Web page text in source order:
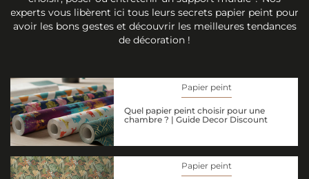
experts vous libèrent ici tous leurs secrets papier peint pour
avoir les bons gestes et découvrir les meilleures tendances
de décoration !
Papier peint
Quel papier peint choisir pour une
chambre ? | Guide Decor Discount
Papier peint